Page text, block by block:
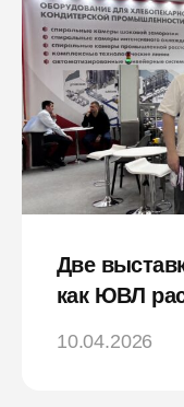
Две
как ЮВЛ
10.04.2026